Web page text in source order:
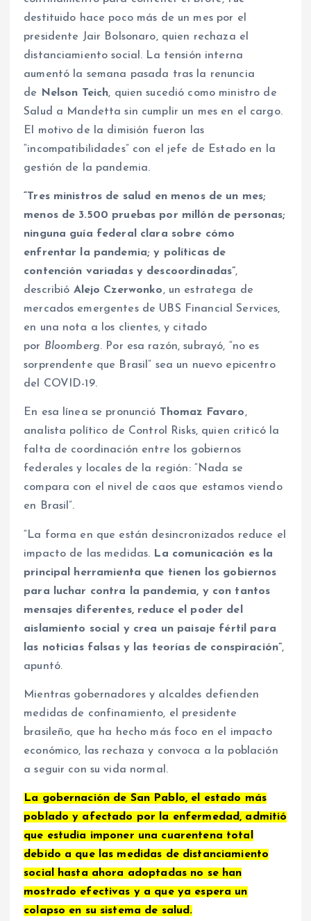
destituido hace poco más de un mes por el
presidente Jair Bolsonaro, quien rechaza el
distanciamiento social. La tensión interna
aumentó la semana pasada tras la renuncia
de Nelson Teich, quien sucedió como ministro de
Salud a Mandetta sin cumplir un mes en el cargo.
El motivo de la dimisión fueron las
“incompatibilidades” con el jefe de Estado en la
gestión de la pandemia.
“Tres ministros de salud en menos de un mes;
menos de 3.500 pruebas por millón de personas;
ninguna guía federal clara sobre cómo
enfrentar la pandemia; y políticas de
contención variadas y descoordinadas”,
describió Alejo Czerwonko, un estratega de
mercados emergentes de UBS Financial Services,
en una nota a los clientes, y citado
por Bloomberg. Por esa razón, subrayó, “no es
sorprendente que Brasil” sea un nuevo epicentro
del COVID-19.
En esa línea se pronunció Thomaz Favaro,
analista político de Control Risks, quien criticó la
falta de coordinación entre los gobiernos
federales y locales de la región: “Nada se
compara con el nivel de caos que estamos viendo
en Brasil”.
“La forma en que están desincronizados reduce el
impacto de las medidas. La comunicación es la
principal herramienta que tienen los gobiernos
para luchar contra la pandemia, y con tantos
mensajes diferentes, reduce el poder del
aislamiento social y crea un paisaje fértil para
las noticias falsas y las teorías de conspiración”,
apuntó.
Mientras gobernadores y alcaldes defienden
medidas de confinamiento, el presidente
brasileño, que ha hecho más foco en el impacto
económico, las rechaza y convoca a la población
a seguir con su vida normal.
La gobernación de San Pablo, el estado más
poblado y afectado por la enfermedad, admitió
que estudia imponer una cuarentena total
debido a que las medidas de distanciamiento
social hasta ahora adoptadas no se han
mostrado efectivas y a que ya espera un
colapso en su sistema de salud.